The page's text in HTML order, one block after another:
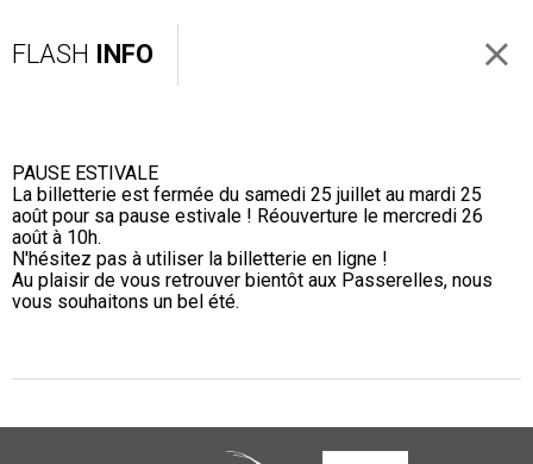
FLASH INFO
PAUSE ESTIVALE
La billetterie est fermée du samedi 25 juillet au mardi 25
août pour sa pause estivale ! Réouverture le mercredi 26
août à 10h.
N'hésitez pas à utiliser la billetterie en ligne !
Au plaisir de vous retrouver bientôt aux Passerelles, nous
vous souhaitons un bel été.